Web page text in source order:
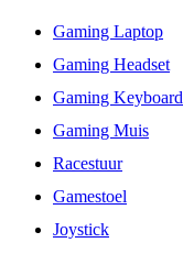
Gaming Laptop
Gaming Headset
Gaming Keyboard
Gaming Muis
Racestuur
Gamestoel
Joystick